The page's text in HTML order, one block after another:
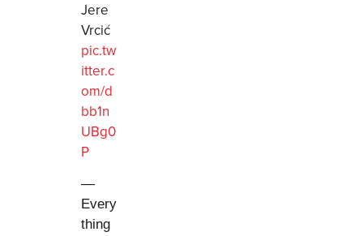
Jere
Vrcić
pic.tw
itter.c
om/d
bb1n
UBg0
P
—
Every
thing